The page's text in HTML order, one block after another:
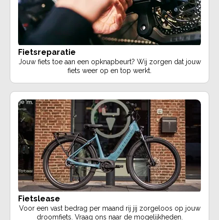
Fietsreparatie
Jouw fiets toe aan een opknapbeurt? Wij zorgen dat jouw
fiets weer op en top werkt.
Fietslease
Voor een vast bedrag per maand rij jij zorgeloos op jouw
droomfiets. Vraag ons naar de mogelijkheden.